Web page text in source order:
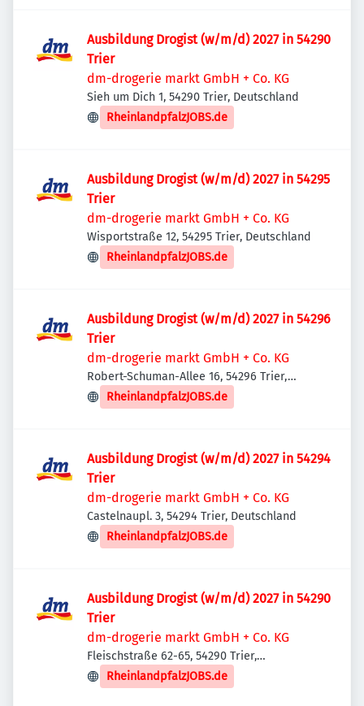
Ausbildung Drogist (w/m/d) 2027 in 54290
Trier
dm-drogerie markt GmbH + Co. KG
Sieh um Dich 1, 54290 Trier, Deutschland
RheinlandpfalzJOBS.de
Ausbildung Drogist (w/m/d) 2027 in 54295
Trier
dm-drogerie markt GmbH + Co. KG
Wisportstraße 12, 54295 Trier, Deutschland
RheinlandpfalzJOBS.de
Ausbildung Drogist (w/m/d) 2027 in 54296
Trier
dm-drogerie markt GmbH + Co. KG
Robert-Schuman-Allee 16, 54296 Trier,
Deutschland
RheinlandpfalzJOBS.de
Ausbildung Drogist (w/m/d) 2027 in 54294
Trier
dm-drogerie markt GmbH + Co. KG
Castelnaupl. 3, 54294 Trier, Deutschland
RheinlandpfalzJOBS.de
Ausbildung Drogist (w/m/d) 2027 in 54290
Trier
dm-drogerie markt GmbH + Co. KG
Fleischstraße 62-65, 54290 Trier,
Deutschland
RheinlandpfalzJOBS.de